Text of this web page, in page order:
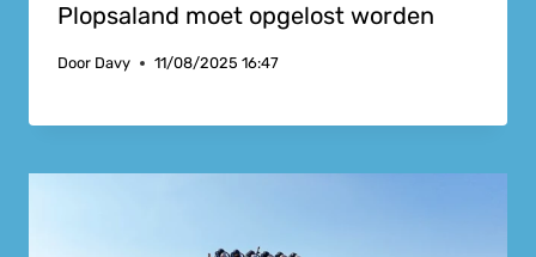
Plopsaland moet opgelost worden
Door Davy 11/08/2025 16:47